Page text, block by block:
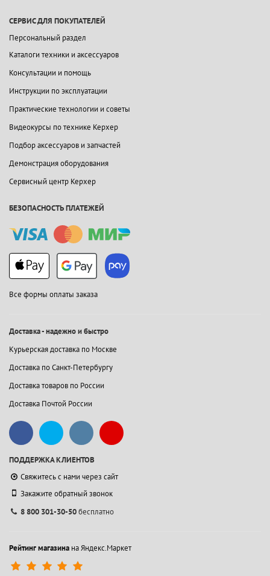
СЕРВИС ДЛЯ ПОКУПАТЕЛЕЙ
Персональный раздел
Каталоги техники и аксессуаров
Консультации и помощь
Инструкции по эксплуатации
Практические технологии и советы
Видеокурсы по технике Керхер
Подбор аксессуаров и запчастей
Демонстрация оборудования
Сервисный центр Керхер
БЕЗОПАСНОСТЬ ПЛАТЕЖЕЙ
Все формы оплаты заказа
Доставка - надежно и быстро
Курьерская доставка по Москве
Доставка по Санкт-Петербургу
Доставка товаров по России
Доставка Почтой России
ПОДДЕРЖКА КЛИЕНТОВ
Свяжитесь с нами через сайт
Закажите обратный звонок
8 800 301-30-50бесплатно
Рейтинг магазина на Яндекс.Маркет